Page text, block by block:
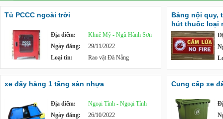
Tủ PCCC ngoài trời
Địa điểm:
Khuê Mỹ - Ngũ Hành Sơn
Ngày đăng:
29/11/2022
Loại tin:
Rao vặt Đà Nẵng
Bảng nội quy,
hút thuốc loại
xe đẩy hàng 1 tầng sàn nhựa
Địa điểm:
Ngoại Tỉnh - Ngoại Tỉnh
Ngày đăng:
26/10/2022
Cung cấp xe